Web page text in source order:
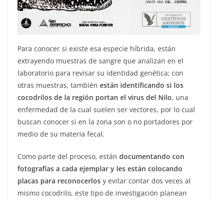
Para conocer si existe esa especie híbrida, están
extrayendo muestras de sangre que analizan en el
laboratorio para revisar su identidad genética; con
otras muestras, también están identificando si los
cocodrilos de la región portan el virus del Nilo, una
enfermedad de la cual suelen ser vectores, por lo cual
buscan conocer si en la zona son o no portadores por
medio de su materia fecal.
Como parte del proceso, están documentando con
fotografías a cada ejemplar y les están colocando
placas para reconocerlos y evitar contar dos veces al
mismo cocodrilo, este tipo de investigación planean